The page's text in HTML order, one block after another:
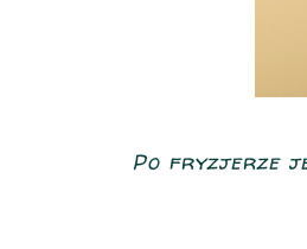
Po fryzjerze